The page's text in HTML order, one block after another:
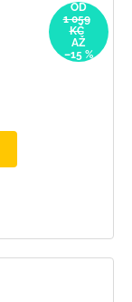
OD
1 059
KČ
AŽ
–15 %